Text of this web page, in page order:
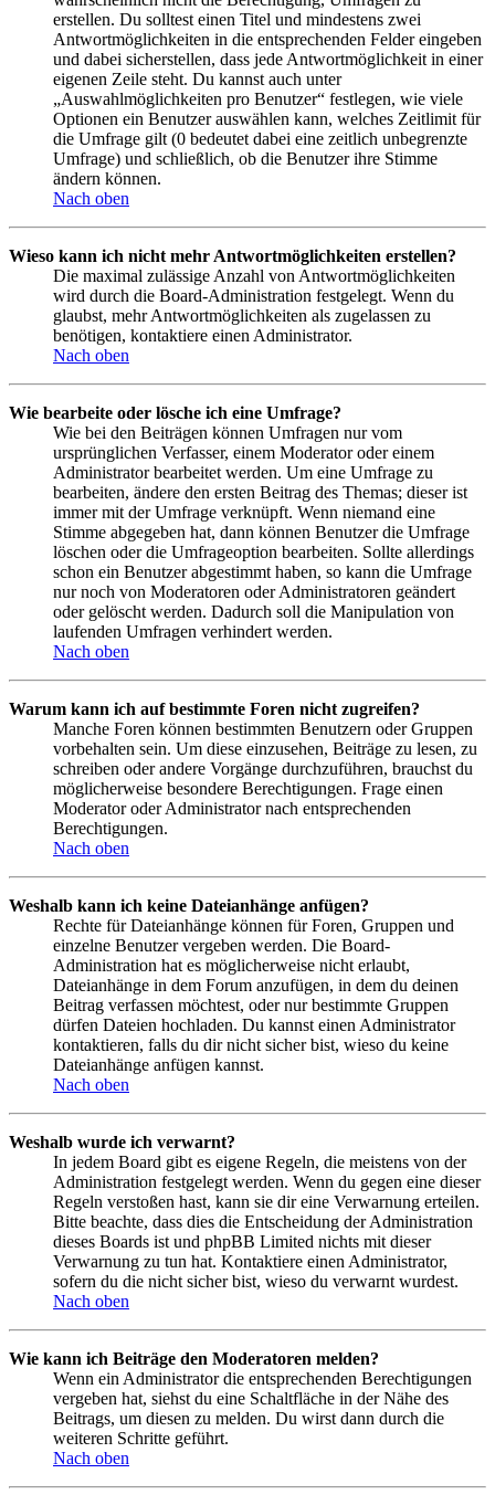
erstellen. Du solltest einen Titel und mindestens zwei
Antwortmöglichkeiten in die entsprechenden Felder eingeben
und dabei sicherstellen, dass jede Antwortmöglichkeit in einer
eigenen Zeile steht. Du kannst auch unter
„Auswahlmöglichkeiten pro Benutzer“ festlegen, wie viele
Optionen ein Benutzer auswählen kann, welches Zeitlimit für
die Umfrage gilt (0 bedeutet dabei eine zeitlich unbegrenzte
Umfrage) und schließlich, ob die Benutzer ihre Stimme
ändern können.
Nach oben
Wieso kann ich nicht mehr Antwortmöglichkeiten erstellen?
Die maximal zulässige Anzahl von Antwortmöglichkeiten
wird durch die Board-Administration festgelegt. Wenn du
glaubst, mehr Antwortmöglichkeiten als zugelassen zu
benötigen, kontaktiere einen Administrator.
Nach oben
Wie bearbeite oder lösche ich eine Umfrage?
Wie bei den Beiträgen können Umfragen nur vom
ursprünglichen Verfasser, einem Moderator oder einem
Administrator bearbeitet werden. Um eine Umfrage zu
bearbeiten, ändere den ersten Beitrag des Themas; dieser ist
immer mit der Umfrage verknüpft. Wenn niemand eine
Stimme abgegeben hat, dann können Benutzer die Umfrage
löschen oder die Umfrageoption bearbeiten. Sollte allerdings
schon ein Benutzer abgestimmt haben, so kann die Umfrage
nur noch von Moderatoren oder Administratoren geändert
oder gelöscht werden. Dadurch soll die Manipulation von
laufenden Umfragen verhindert werden.
Nach oben
Warum kann ich auf bestimmte Foren nicht zugreifen?
Manche Foren können bestimmten Benutzern oder Gruppen
vorbehalten sein. Um diese einzusehen, Beiträge zu lesen, zu
schreiben oder andere Vorgänge durchzuführen, brauchst du
möglicherweise besondere Berechtigungen. Frage einen
Moderator oder Administrator nach entsprechenden
Berechtigungen.
Nach oben
Weshalb kann ich keine Dateianhänge anfügen?
Rechte für Dateianhänge können für Foren, Gruppen und
einzelne Benutzer vergeben werden. Die Board-
Administration hat es möglicherweise nicht erlaubt,
Dateianhänge in dem Forum anzufügen, in dem du deinen
Beitrag verfassen möchtest, oder nur bestimmte Gruppen
dürfen Dateien hochladen. Du kannst einen Administrator
kontaktieren, falls du dir nicht sicher bist, wieso du keine
Dateianhänge anfügen kannst.
Nach oben
Weshalb wurde ich verwarnt?
In jedem Board gibt es eigene Regeln, die meistens von der
Administration festgelegt werden. Wenn du gegen eine dieser
Regeln verstoßen hast, kann sie dir eine Verwarnung erteilen.
Bitte beachte, dass dies die Entscheidung der Administration
dieses Boards ist und phpBB Limited nichts mit dieser
Verwarnung zu tun hat. Kontaktiere einen Administrator,
sofern du die nicht sicher bist, wieso du verwarnt wurdest.
Nach oben
Wie kann ich Beiträge den Moderatoren melden?
Wenn ein Administrator die entsprechenden Berechtigungen
vergeben hat, siehst du eine Schaltfläche in der Nähe des
Beitrags, um diesen zu melden. Du wirst dann durch die
weiteren Schritte geführt.
Nach oben